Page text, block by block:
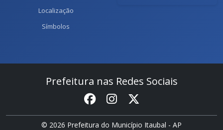
Localização
Símbolos
Prefeitura nas Redes Sociais
© 2026 Prefeitura do Município Itaubal - AP